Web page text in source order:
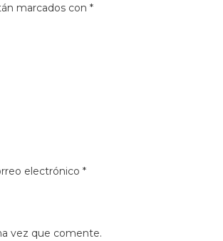
marcados con*
electrónico *
vez que comente.